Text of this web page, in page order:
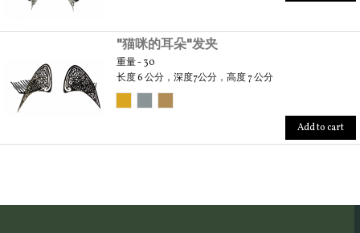
"猫咪的耳朵"发夹
重量 - 30
长度 6 公分，深度7公分，高度 7 公分
Add to cart